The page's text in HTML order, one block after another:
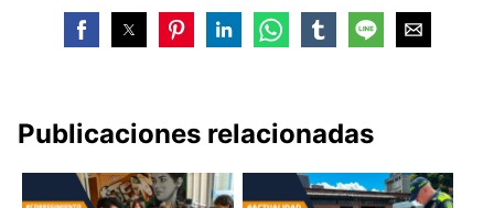
Publicaciones relacionadas